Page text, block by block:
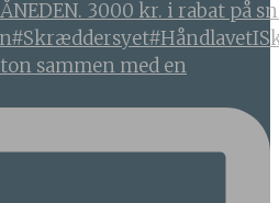
sammen med en